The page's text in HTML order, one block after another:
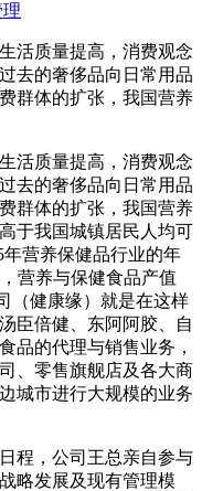
活质量提高，消费观念
去的奢侈品向日常用品
群体的扩张，我国营养
活质量提高，消费观念
去的奢侈品向日常用品
群体的扩张，我国营养
于我国城镇居民人均可
年营养保健品行业的年
营养与保健食品产值
（健康缘）就是在这样
臣倍健、东阿阿胶、自
品的代理与销售业务，
、零售旗舰店及各大商
城市进行大规模的业务
程，公司王总亲自参与
略发展及现有管理模